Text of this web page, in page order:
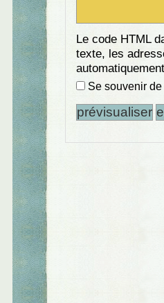
Le code HTML
texte, les
Se souvenir